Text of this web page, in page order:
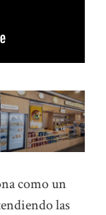
como un
las